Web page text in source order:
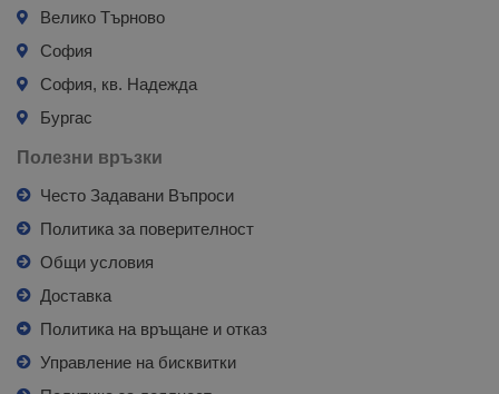
Велико Търново
София
София, кв. Надежда
Бургас
Полезни връзки
Често Задавани Въпроси
Политика за поверителност
Общи условия
Доставка
Политика на връщане и отказ
Управление на бисквитки